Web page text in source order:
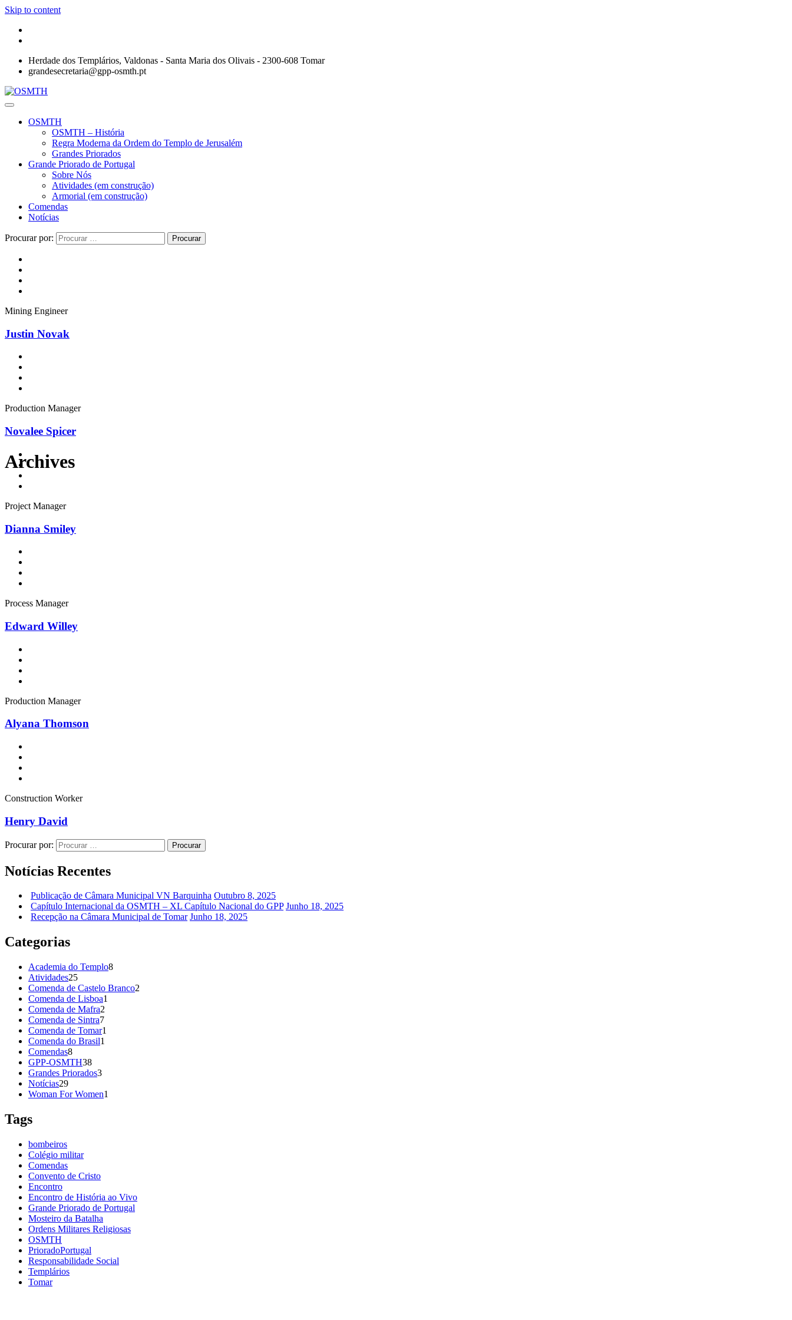
Skip to content
Herdade dos Templários, Valdonas - Santa Maria dos Olivais - 2300-608 Tomar
grandesecretaria@gpp-osmth.pt
OSMTH
OSMTH – História
Regra Moderna da Ordem do Templo de Jerusalém
Grandes Priorados
Grande Priorado de Portugal
Sobre Nós
Atividades (em construção)
Armorial (em construção)
Comendas
Notícias
Archives
Procurar por: Procurar
Mining Engineer
Justin Novak
Production Manager
Novalee Spicer
Project Manager
Dianna Smiley
Process Manager
Edward Willey
Production Manager
Alyana Thomson
Construction Worker
Henry David
Procurar por: Procurar
Notícias Recentes
Publicação de Câmara Municipal VN Barquinha Outubro 8, 2025
Capítulo Internacional da OSMTH – XL Capítulo Nacional do GPP Junho 18, 2025
Recepção na Câmara Municipal de Tomar Junho 18, 2025
Categorias
Academia do Templo8
Atividades25
Comenda de Castelo Branco2
Comenda de Lisboa1
Comenda de Mafra2
Comenda de Sintra7
Comenda de Tomar1
Comenda do Brasil1
Comendas8
GPP-OSMTH38
Grandes Priorados3
Notícias29
Woman For Women1
Tags
bombeiros
Colégio militar
Comendas
Convento de Cristo
Encontro
Encontro de História ao Vivo
Grande Priorado de Portugal
Mosteiro da Batalha
Ordens Militares Religiosas
OSMTH
PrioradoPortugal
Responsabilidade Social
Templários
Tomar